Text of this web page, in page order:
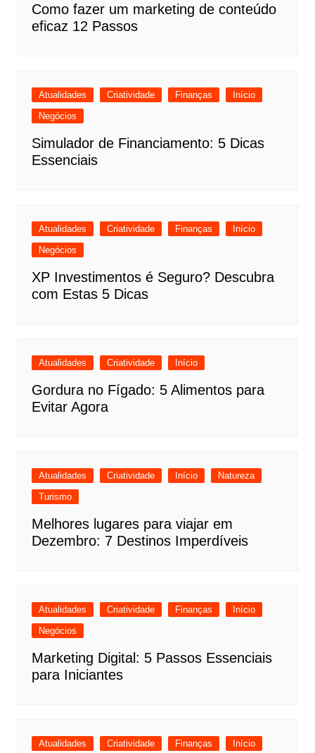
Como fazer um marketing de conteúdo
eficaz 12 Passos
Atualidades Criatividade Finanças
Início
Negócios
Simulador de Financiamento: 5 Dicas
Essenciais
Atualidades Criatividade Finanças
Início
Negócios
XP Investimentos é Seguro? Descubra
com Estas 5 Dicas
Atualidades Criatividade Início
Gordura no Fígado: 5 Alimentos para
Evitar Agora
Atualidades Criatividade Início
Natureza
Turismo
Melhores lugares para viajar em
Dezembro: 7 Destinos Imperdíveis
Atualidades Criatividade Finanças
Início
Negócios
Marketing Digital: 5 Passos Essenciais
para Iniciantes
Atualidades Criatividade Finanças Início